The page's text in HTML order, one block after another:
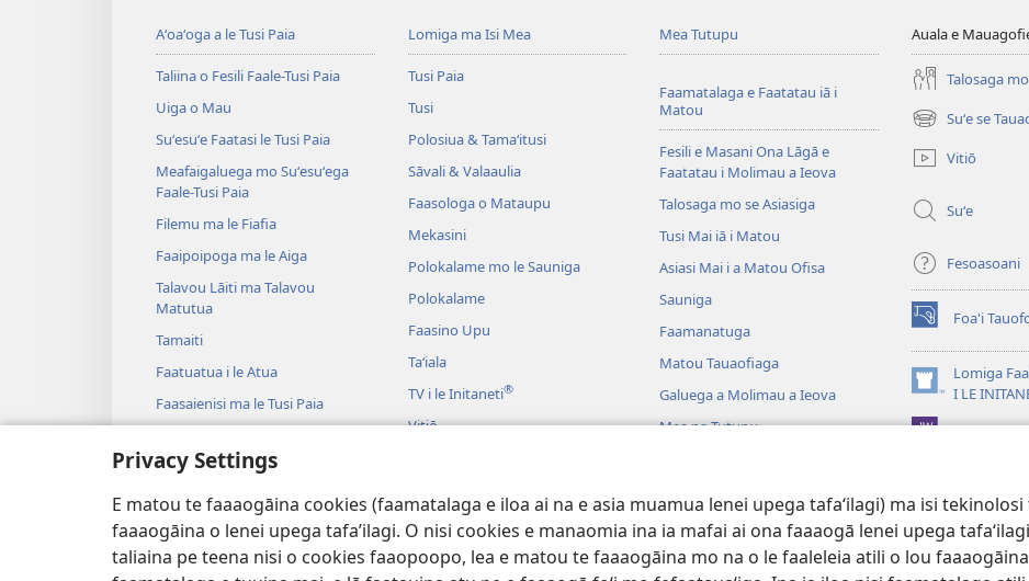
Privacy Settings
E matou te faaaogāina cookies (faamatalaga e iloa ai na e asia muamua lenei upega tafaʻilagi) ma isi
faaaogāina o lenei upega tafa’ilagi. O nisi cookies e manaomia ina ia mafai ai ona faaaogā lenei upega
taliaina pe teena nisi o cookies faaopoopo, lea e matou te faaaogāina mo na o le faaleleia atili o lou
Aʻoaʻoga a le Tusi Paia
Taliina o Fesili Faale-Tusi Paia
Uiga o Mau
Suʻesuʻe Faatasi le Tusi Paia
Meafaigaluega mo Suʻesuʻega
Faale-Tusi Paia
Filemu ma le Fiafia
Faaipoipoga ma le Aiga
Talavou Lāiti ma Talavou
Matutua
Tamaiti
Faatuatua i le Atua
Faasaienisi ma le Tusi Paia
Lomiga ma Isi Mea
Tusi Paia
Tusi
Polosiua & Tamaʻitusi
Sāvali & Valaaulia
Faasologa o Mataupu
Mekasini
Polokalame mo le Sauniga
Polokalame
Faasino Upu
Taʻiala
TV i le Initaneti®
Vitiō
Tala Faalogologo Faale-Tusi Paia
Mea Tutupu
Faamatalaga e Faatatau iā i
Matou
Fesili e Masani Ona Lāgā e
Faatatau i Molimau a Ieova
Talosaga mo se Asiasiga
Tusi Mai iā i Matou
Asiasi Mai i a Matou Ofisa
Sauniga
Faamanatuga
Matou Tauaofiaga
Galuega a Molimau a Ieova
Mea na Tutupu
Auala e
Talosaga
Suʻe se
(tatala
se
isi
Vitiō
Suʻe
Fesoasoani
Foa'i
(tatala
se
isi
polokalame)
Lomiga
I LE
(tatala
se